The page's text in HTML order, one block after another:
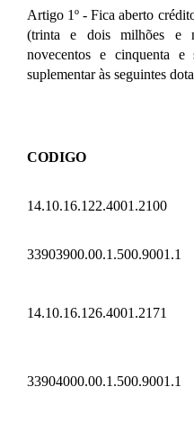
Artigo 1º - Fica aberto
(trinta e dois milhões e
novecentos e cinquenta e
suplementar às seguintes
CODIGO
14.10.16.122.4001.2100
33903900.00.1.500.9001.1
14.10.16.126.4001.2171
33904000.00.1.500.9001.1